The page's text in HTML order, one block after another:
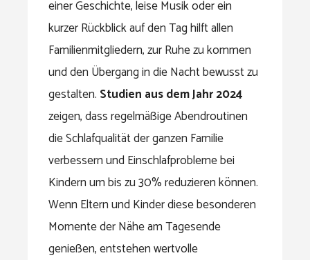
einer Geschichte, leise Musik oder ein
kurzer Rückblick auf den Tag hilft allen
Familienmitgliedern, zur Ruhe zu kommen
und den Übergang in die Nacht bewusst zu
gestalten. Studien aus dem Jahr 2024
zeigen, dass regelmäßige Abendroutinen
die Schlafqualität der ganzen Familie
verbessern und Einschlafprobleme bei
Kindern um bis zu 30% reduzieren können.
Wenn Eltern und Kinder diese besonderen
Momente der Nähe am Tagesende
genießen, entstehen wertvolle